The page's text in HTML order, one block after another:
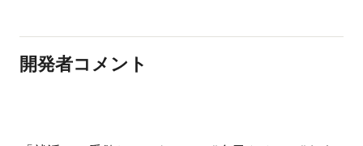
開発者コメント